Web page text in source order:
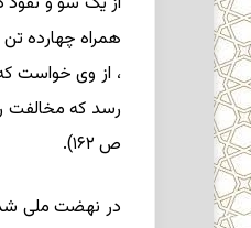
همراه چهارده
، از وی خواست
رسد که مخالفت
ص ۱۶۲).
در نهضت ملی